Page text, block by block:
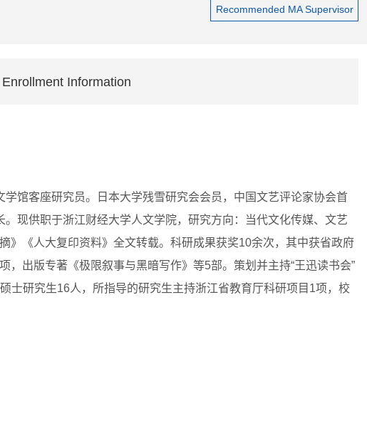
Recommended MA Supervisor
Enrollment Information
馆客座研究员。日本大学残雪研究会会员，中国文艺评论家协会首
现供职于浙江财经大学人文学院， 研究方向：当代文化传媒、文艺
》《人大复印资料》全文转载。科研成果获奖10余次，其中获省政府
出版专著《极限叙事与黑暗写作》等5部。策划并主持“王迅读书会”
士研究生16人，所指导的研究生主持浙江省教育厅科研项目1项，校